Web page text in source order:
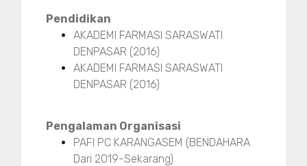
Pendidikan
AKADEMI FARMASI SARASWATI
DENPASAR (2016)
AKADEMI FARMASI SARASWATI
DENPASAR (2016)
Pengalaman Organisasi
PAFI PC KARANGASEM (BENDAHARA
Dari 2019-Sekarang)